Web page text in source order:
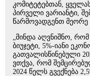
კომიტეტებთან,
პირველი ვარიანტი,
წარმოვადგენთ მეორე
„მინდა აღვნიშნო,
ბიუჯეტი, 5%-იანი
გათვალისწინებული
ვთქვა, რომ
2024 წელს გვექნება